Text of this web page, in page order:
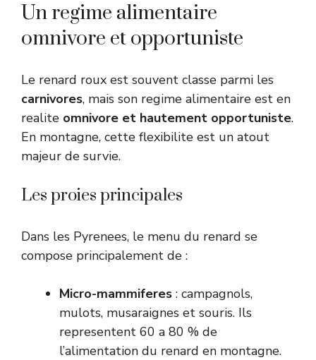
Un regime alimentaire
omnivore et opportuniste
Le renard roux est souvent classe parmi les
carnivores, mais son regime alimentaire est en
realite omnivore et hautement opportuniste.
En montagne, cette flexibilite est un atout
majeur de survie.
Les proies principales
Dans les Pyrenees, le menu du renard se
compose principalement de :
Micro-mammiferes : campagnols,
mulots, musaraignes et souris. Ils
representent 60 a 80 % de
l’alimentation du renard en montagne.